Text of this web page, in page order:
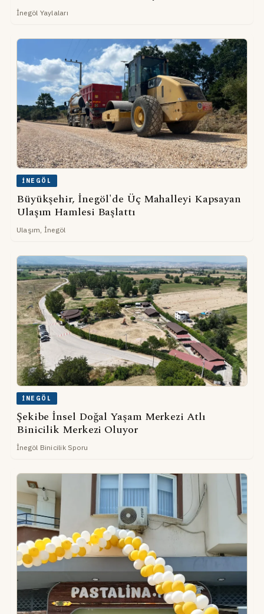
İnegöl Yaylaları
İNEGÖL
Büyükşehir, İnegöl'de Üç Mahalleyi Kapsayan
Ulaşım Hamlesi Başlattı
Ulaşım, İnegöl
İNEGÖL
Şekibe İnsel Doğal Yaşam Merkezi Atlı
Binicilik Merkezi Oluyor
İnegöl Binicilik Sporu